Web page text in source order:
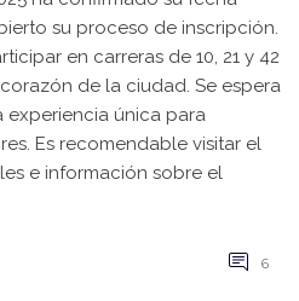
su proceso de inscripción.
en carreras de 10, 21 y 42
de la ciudad. Se espera
única para
Es recomendable visitar el
e información sobre el
6